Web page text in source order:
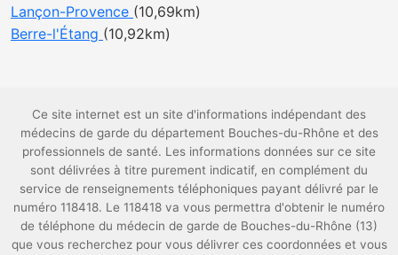
Lançon-Provence (10,69km)
Berre-l'Étang (10,92km)
Ce site internet est un site d'informations indépendant des
médecins de garde du département Bouches-du-Rhône et des
professionnels de santé. Les informations données sur ce site
sont délivrées à titre purement indicatif, en complément du
service de renseignements téléphoniques payant délivré par le
numéro 118418. Le 118418 va vous permettra d'obtenir le numéro
de téléphone du médecin de garde de Bouches-du-Rhône (13)
que vous recherchez pour vous délivrer ces coordonnées et vous